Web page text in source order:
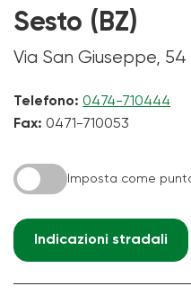
Sesto (BZ)
Via San Giuseppe, 54
Telefono: 0474-710444
Fax: 0471-710053
Imposta come
Indicazioni stradali